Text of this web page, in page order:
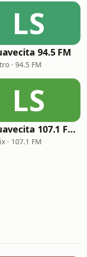
LS
94.5 FM
· 94.5 FM
LS
La Suavecita 107.1 FM Phoenix
· 107.1 FM